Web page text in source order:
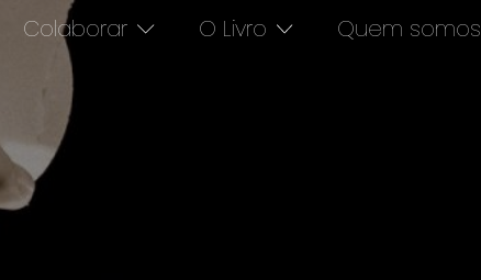
Colaborar O Livro Quem somos